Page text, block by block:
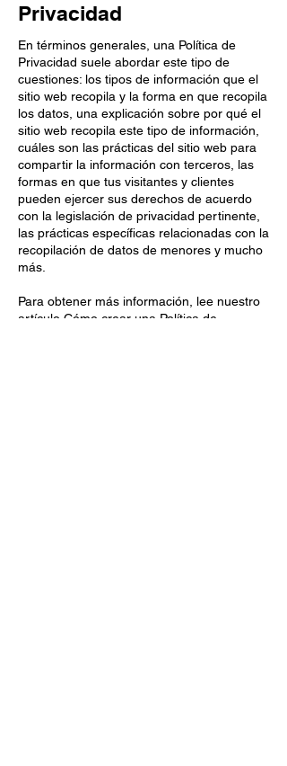
Privacidad
En términos generales, una Política de
Privacidad suele abordar este tipo de
cuestiones: los tipos de información que el
sitio web recopila y la forma en que recopila
los datos, una explicación sobre por qué el
sitio web recopila este tipo de información,
cuáles son las prácticas del sitio web para
compartir la información con terceros, las
formas en que tus visitantes y clientes
pueden ejercer sus derechos de acuerdo
con la legislación de privacidad pertinente,
las prácticas específicas relacionadas con la
recopilación de datos de menores y mucho
más.
Para obtener más información, lee nuestro
artículo Cómo crear una Política de